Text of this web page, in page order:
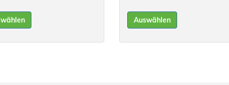
Auswählen